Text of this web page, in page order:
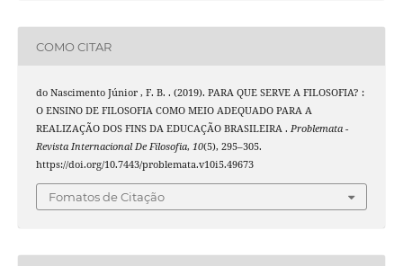
COMO CITAR
do Nascimento Júnior , F. B. . (2019). PARA QUE SERVE A FILOSOFIA? :
O ENSINO DE FILOSOFIA COMO MEIO ADEQUADO PARA A
REALIZAÇÃO DOS FINS DA EDUCAÇÃO BRASILEIRA . Problemata -
Revista Internacional De Filosofia, 10(5), 295–305.
https://doi.org/10.7443/problemata.v10i5.49673
Fomatos de Citação